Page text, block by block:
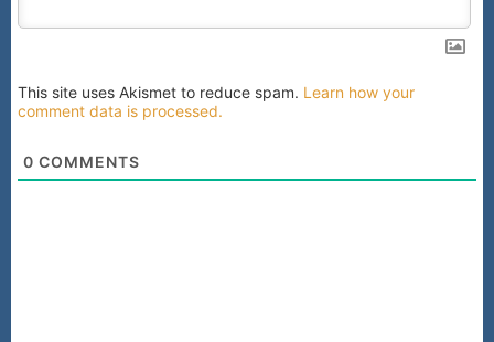
This site uses Akismet to reduce spam. Learn how your
comment data is processed.
0 COMMENTS